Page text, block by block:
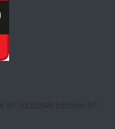
5335348 Edición Nº